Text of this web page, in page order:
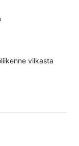
vilkasta